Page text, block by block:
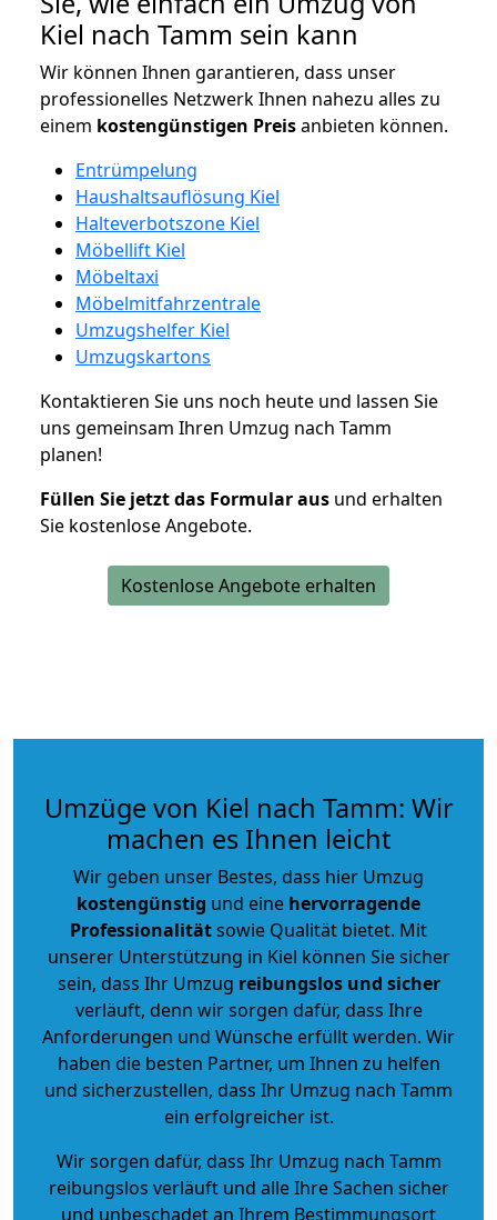
Kiel nach Tamm sein kann
Wir können Ihnen garantieren, dass unser
professionelles Netzwerk Ihnen nahezu alles zu
einem kostengünstigen Preisanbieten können.
Entrümpelung
Haushaltsauflösung Kiel
Halteverbotszone Kiel
Möbellift Kiel
Möbeltaxi
Möbelmitfahrzentrale
Umzugshelfer Kiel
Umzugskartons
Kontaktieren Sie uns noch heute und lassen Sie
uns gemeinsam Ihren Umzug nach Tamm
planen!
Füllen Sie jetzt das Formular aus und erhalten
Sie kostenlose Angebote.
Kostenlose Angebote erhalten
Umzüge von Kiel nach Tamm: Wir
machen es Ihnen leicht
Wir geben unser Bestes, dass hier Umzug
kostengünstig und eine hervorragende
Professionalitätsowie Qualität bietet. Mit
unserer Unterstützung in Kiel können Sie sicher
sein, dass Ihr Umzug reibungslos und sicher
verläuft, denn wir sorgen dafür, dass Ihre
Anforderungen und Wünsche erfüllt werden. Wir
haben die besten Partner, um Ihnen zu helfen
und sicherzustellen, dass Ihr Umzug nach Tamm
ein erfolgreicher ist.
Wir sorgen dafür, dass Ihr Umzug nach Tamm
reibungslos verläuft und alle Ihre Sachen sicher
und unbeschadet an Ihrem Bestimmungsort